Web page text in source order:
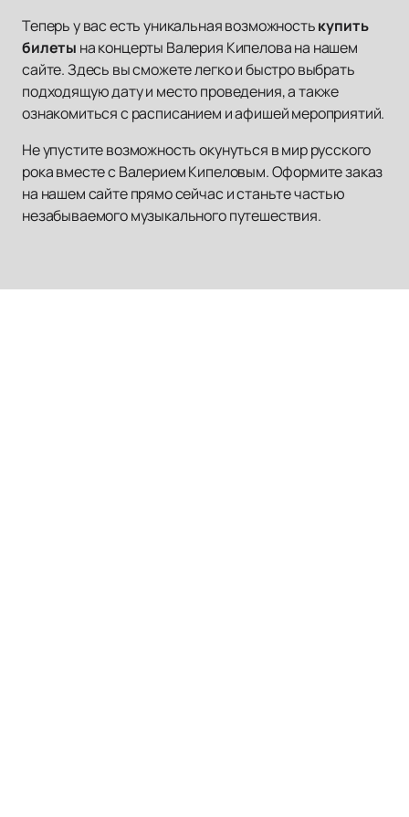
Теперь у вас есть уникальная возможностькупить
билеты на концерты Валерия Кипелова на нашем
сайте. Здесь вы сможете легко и быстро выбрать
подходящую дату и место проведения, а также
ознакомиться с расписанием и афишей мероприятий.
Не упустите возможность окунуться в мир русского
рока вместе с Валерием Кипеловым. Оформите заказ
на нашем сайте прямо сейчас и станьте частью
незабываемого музыкального путешествия.